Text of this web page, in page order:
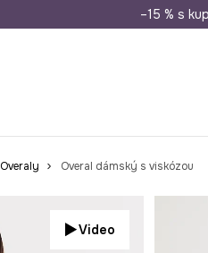
Doprava zdarma při
–15 % s
Overaly Overal dámský s viskózou
Video